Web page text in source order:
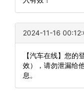
2024-11-16
【汽车在线】您
效），请勿泄漏给
息。